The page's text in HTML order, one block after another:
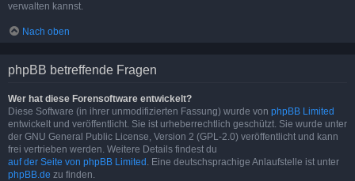
verwalten kannst.
Nach oben
phpBB betreffende Fragen
Wer hat diese Forensoftware entwickelt?
Diese Software (in ihrer unmodifizierten Fassung) wurde von phpBB Limited
entwickelt und veröffentlicht. Sie ist urheberrechtlich geschützt. Sie wurde unter
der GNU General Public License, Version 2 (GPL-2.0) veröffentlicht und kann
frei vertrieben werden. Weitere Details findest du
auf der Seite von phpBB Limited . Eine deutschsprachige Anlaufstelle ist unter
phpBB.de zu finden.